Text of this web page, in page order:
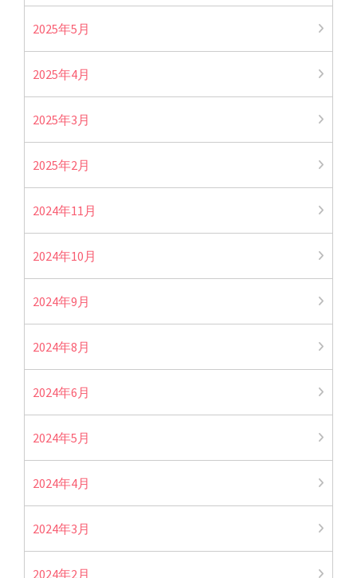
2025年5月
2025年4月
2025年3月
2025年2月
2024年11月
2024年10月
2024年9月
2024年8月
2024年6月
2024年5月
2024年4月
2024年3月
2024年2月